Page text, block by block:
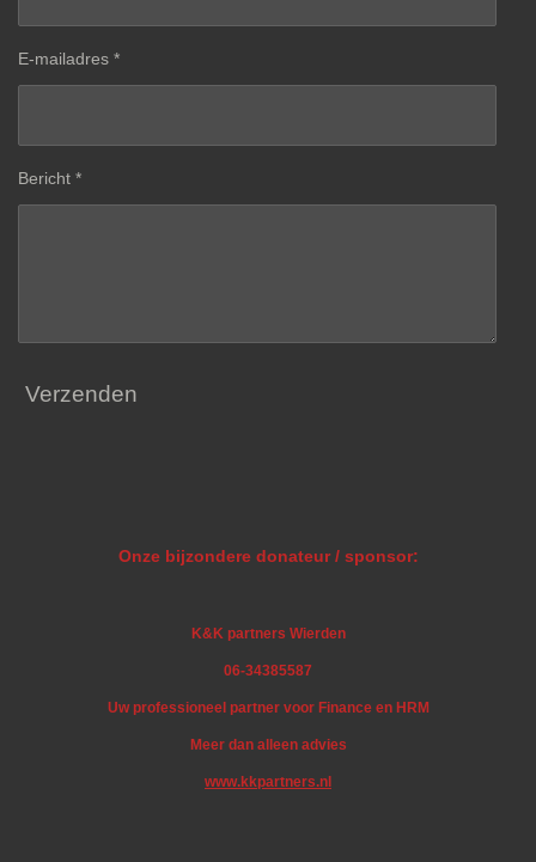
E-mailadres *
Bericht *
Verzenden
Onze bijzondere donateur / sponsor:
K&K partners Wierden
06-34385587
Uw professioneel partner voor Finance en HRM
Meer dan alleen advies
www.kkpartners.nl